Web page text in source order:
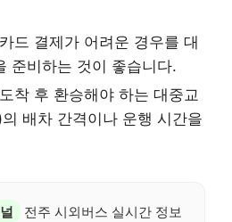
카드 결제가 어려운 경우를 대
준비하는 것이 좋습니다.
도착 후 환승해야 하는 대중교
배차 간격이나 운행 시간을
전주 시외버스 실시간 정보